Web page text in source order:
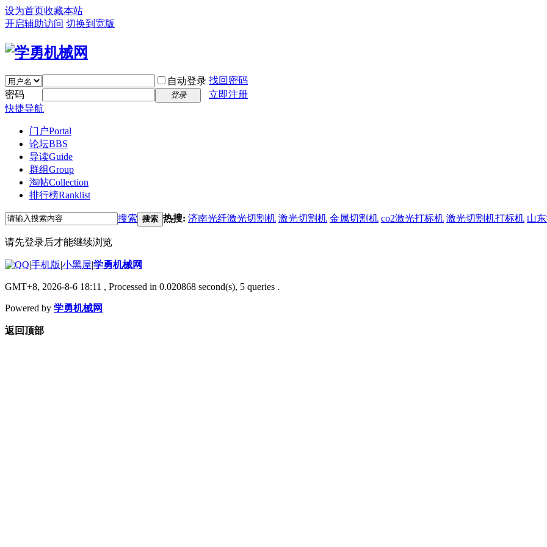
设为首页收藏本站
开启辅助访问 切换到宽版
自动登录 找回密码
密码
登录
立即注册
快捷导航
门户Portal
论坛BBS
导读Guide
群组Group
淘帖Collection
排行榜Ranklist
搜索 搜索 热搜: 济南光纤激光切割机 激光切割机 金属切割机 co2激光打标机 激光切割机打标机 山
请先登录后才能继续浏览
|手机版|小黑屋|学勇机械网
GMT+8, 2026-8-6 18:11 , Processed in 0.020868 second(s), 5 queries .
Powered by 学勇机械网
返回顶部